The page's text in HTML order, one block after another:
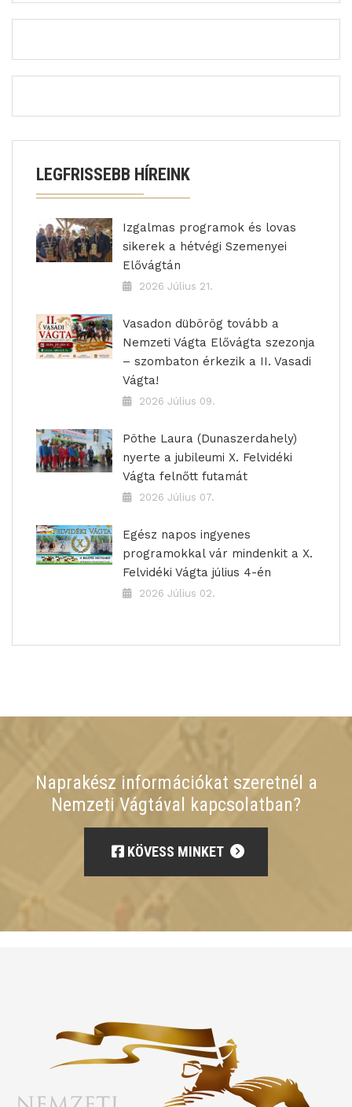
LEGFRISSEBB HÍREINK
Izgalmas programok és lovas
sikerek a hétvégi Szemenyei
Elővágtán
2026 Július 21.
Vasadon dübörög tovább a
Nemzeti Vágta Elővágta szezonja
– szombaton érkezik a II. Vasadi
Vágta!
2026 Július 09.
Pöthe Laura (Dunaszerdahely)
nyerte a jubileumi X. Felvidéki
Vágta felnőtt futamát
2026 Július 07.
Egész napos ingyenes
programokkal vár mindenkit a X.
Felvidéki Vágta július 4-én
2026 Július 02.
Naprakész információkat szeretnél a
Nemzeti Vágtával kapcsolatban?
KÖVESS MINKET